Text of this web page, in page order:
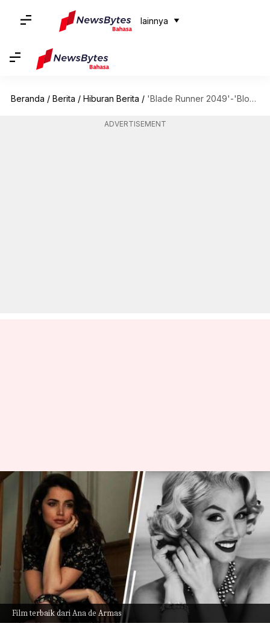
lainnya
Beranda / Berita / Hiburan Berita / 'Blade Runner 2049'-'Blonde': Penampilan Terbaik Dari Ana de Armas
ADVERTISEMENT
Film terbaik dari Ana de Armas
'Blade Runner 2049'-'Blonde':
Penampilan Terbaik Dari Ana
de Armas
menulis Handoko Feb 13, 2024 10:51 am
Apa ceritanya
Ana de Armas, aktor Kuba yang fasih berbahasa
Spanyol dan Inggris, telah menunjukkan karir